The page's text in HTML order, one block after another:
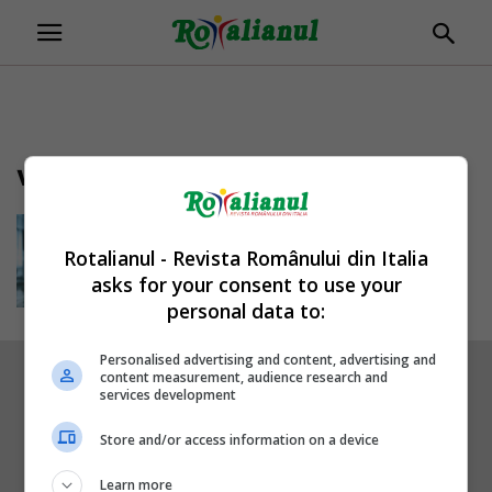
valentin daniel marin
Italia: Tânăr român ucis de două
ori. Mort în urma unei...
15/09/2019
Rotalianul - Revista Românului din Italia
asks for your consent to use your
personal data to:
Personalised advertising and content, advertising and
content measurement, audience research and
services development
Store and/or access information on a device
Learn more